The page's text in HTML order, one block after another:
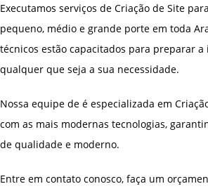
Executamos serviços de Criação de Site
pequeno, médio e grande porte em toda
técnicos estão capacitados para preparar
qualquer que seja a sua necessidade.
Nossa equipe de é especializada em
com as mais modernas tecnologias,
de qualidade e moderno.
Entre em contato conosco, faça um